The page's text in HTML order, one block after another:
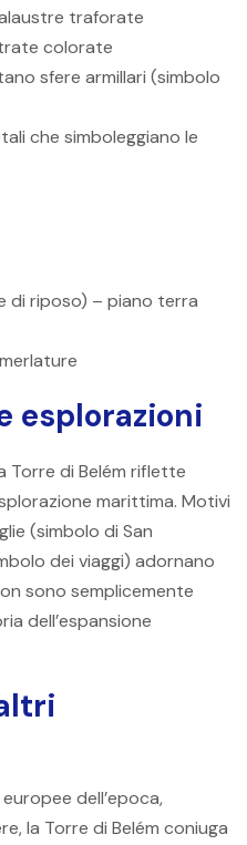
traforate
colorate
sfere armillari (simbolo
che simboleggiano le
di riposo) – piano terra
esplorazioni
Torre di Belém riflette
marittima. Motivi
(simbolo di San
dei viaggi) adornano
sono semplicemente
dell’espansione
dell’epoca,
la Torre di Belém coniuga